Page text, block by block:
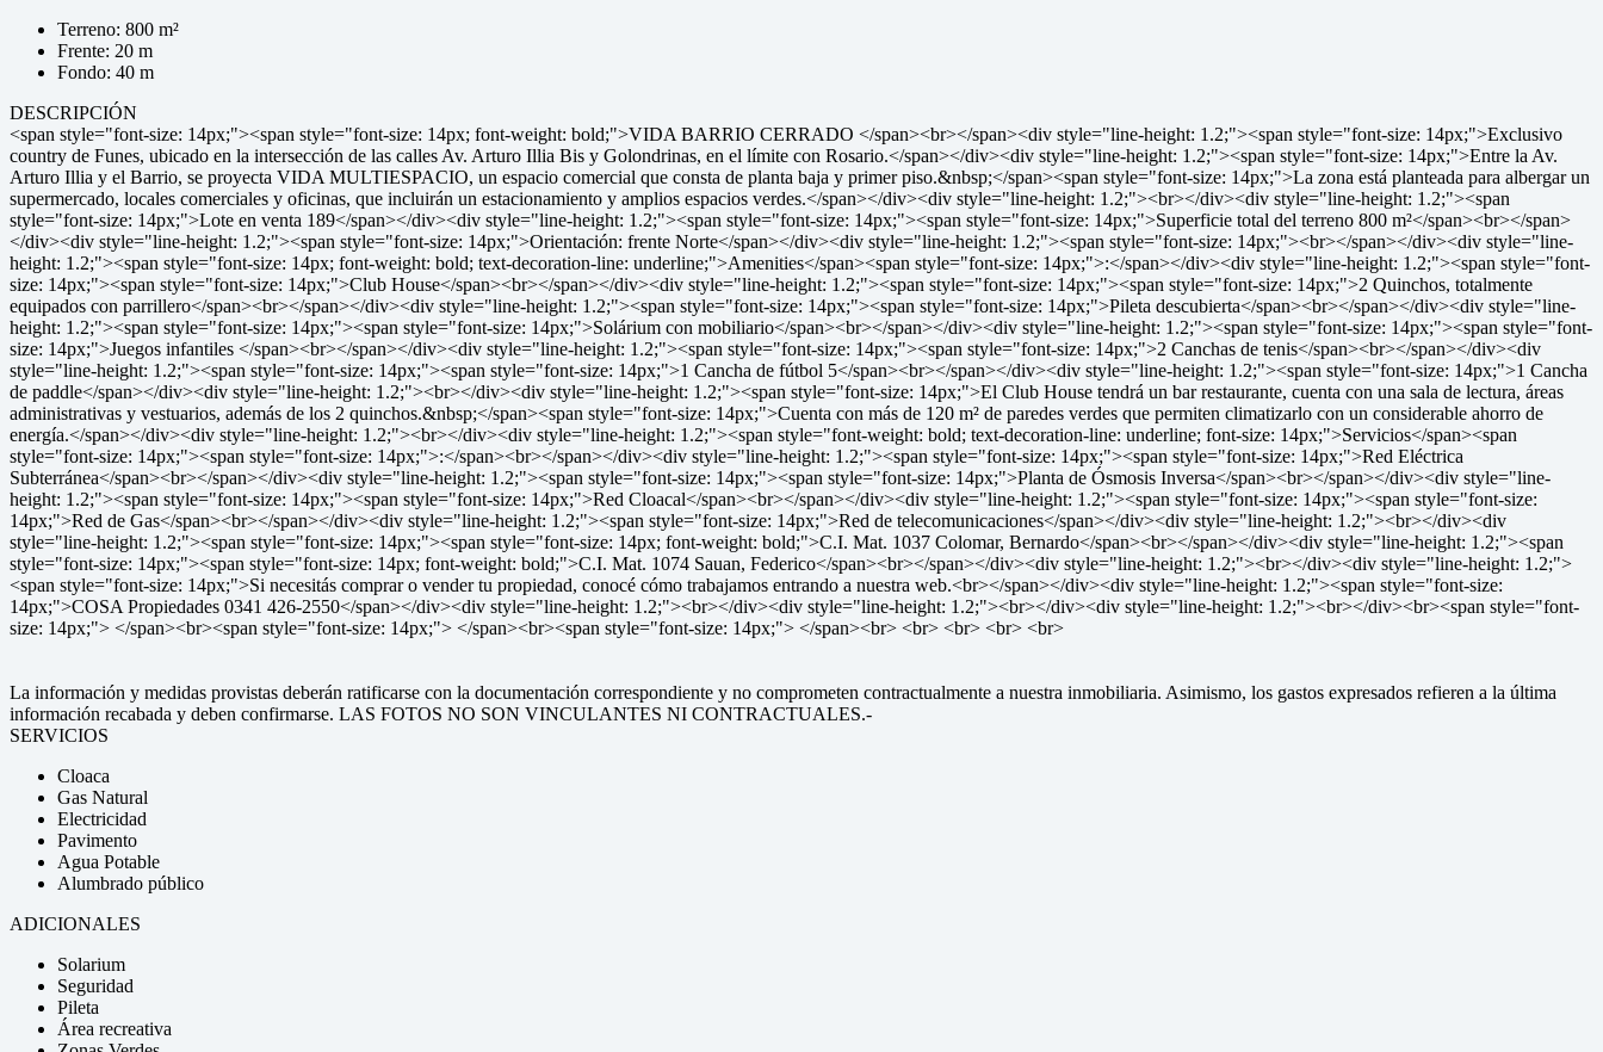
Terreno: 800 m²
Frente: 20 m
Fondo: 40 m
DESCRIPCIÓN
<span style="font-size: 14px;"><span style="font-size: 14px; font-weight: bold;">VIDA BARRIO CERRADO </span><br></span><div style="line-height: 1.2;"><span style="font-size: 14px;">Exclusivo
country de Funes, ubicado en la intersección de las calles Av. Arturo Illia Bis y Golondrinas, en el límite con Rosario.</span></div><div style="line-height: 1.2;"><span style="font-size: 14px;">Entre la Av.
Arturo Illia y el Barrio, se proyecta VIDA MULTIESPACIO, un espacio comercial que consta de planta baja y primer piso.&nbsp;</span><span style="font-size: 14px;">La zona está planteada para albergar un
supermercado, locales comerciales y oficinas, que incluirán un estacionamiento y amplios espacios verdes.</span></div><div style="line-height: 1.2;"><br></div><div style="line-height: 1.2;"><span
style="font-size: 14px;">Lote en venta 189</span></div><div style="line-height: 1.2;"><span style="font-size: 14px;"><span style="font-size: 14px;">Superficie total del terreno 800 m²</span><br></span>
</div><div style="line-height: 1.2;"><span style="font-size: 14px;">Orientación: frente Norte</span></div><div style="line-height: 1.2;"><span style="font-size: 14px;"><br></span></div><div style="line-
height: 1.2;"><span style="font-size: 14px; font-weight: bold; text-decoration-line: underline;">Amenities</span><span style="font-size: 14px;">:</span></div><div style="line-height: 1.2;"><span style="font-
size: 14px;"><span style="font-size: 14px;">Club House</span><br></span></div><div style="line-height: 1.2;"><span style="font-size: 14px;"><span style="font-size: 14px;">2 Quinchos, totalmente
equipados con parrillero</span><br></span></div><div style="line-height: 1.2;"><span style="font-size: 14px;"><span style="font-size: 14px;">Pileta descubierta</span><br></span></div><div style="line-
height: 1.2;"><span style="font-size: 14px;"><span style="font-size: 14px;">Solárium con mobiliario</span><br></span></div><div style="line-height: 1.2;"><span style="font-size: 14px;"><span style="font-
size: 14px;">Juegos infantiles </span><br></span></div><div style="line-height: 1.2;"><span style="font-size: 14px;"><span style="font-size: 14px;">2 Canchas de tenis</span><br></span></div><div
style="line-height: 1.2;"><span style="font-size: 14px;"><span style="font-size: 14px;">1 Cancha de fútbol 5</span><br></span></div><div style="line-height: 1.2;"><span style="font-size: 14px;">1 Cancha
de paddle</span></div><div style="line-height: 1.2;"><br></div><div style="line-height: 1.2;"><span style="font-size: 14px;">El Club House tendrá un bar restaurante, cuenta con una sala de lectura, áreas
administrativas y vestuarios, además de los 2 quinchos.&nbsp;</span><span style="font-size: 14px;">Cuenta con más de 120 m² de paredes verdes que permiten climatizarlo con un considerable ahorro de
energía.</span></div><div style="line-height: 1.2;"><br></div><div style="line-height: 1.2;"><span style="font-weight: bold; text-decoration-line: underline; font-size: 14px;">Servicios</span><span
style="font-size: 14px;"><span style="font-size: 14px;">:</span><br></span></div><div style="line-height: 1.2;"><span style="font-size: 14px;"><span style="font-size: 14px;">Red Eléctrica
Subterránea</span><br></span></div><div style="line-height: 1.2;"><span style="font-size: 14px;"><span style="font-size: 14px;">Planta de Ósmosis Inversa</span><br></span></div><div style="line-
height: 1.2;"><span style="font-size: 14px;"><span style="font-size: 14px;">Red Cloacal</span><br></span></div><div style="line-height: 1.2;"><span style="font-size: 14px;"><span style="font-size:
14px;">Red de Gas</span><br></span></div><div style="line-height: 1.2;"><span style="font-size: 14px;">Red de telecomunicaciones</span></div><div style="line-height: 1.2;"><br></div><div
style="line-height: 1.2;"><span style="font-size: 14px;"><span style="font-size: 14px; font-weight: bold;">C.I. Mat. 1037 Colomar, Bernardo</span><br></span></div><div style="line-height: 1.2;"><span
style="font-size: 14px;"><span style="font-size: 14px; font-weight: bold;">C.I. Mat. 1074 Sauan, Federico</span><br></span></div><div style="line-height: 1.2;"><br></div><div style="line-height: 1.2;">
<span style="font-size: 14px;">Si necesitás comprar o vender tu propiedad, conocé cómo trabajamos entrando a nuestra web.<br></span></div><div style="line-height: 1.2;"><span style="font-size:
14px;">COSA Propiedades 0341 426-2550</span></div><div style="line-height: 1.2;"><br></div><div style="line-height: 1.2;"><br></div><div style="line-height: 1.2;"><br></div><br><span style="font-
size: 14px;"> </span><br><span style="font-size: 14px;"> </span><br><span style="font-size: 14px;"> </span><br> <br> <br> <br> <br>
La información y medidas provistas deberán ratificarse con la documentación correspondiente y no comprometen contractualmente a nuestra inmobiliaria. Asimismo, los gastos expresados refieren a la última
información recabada y deben confirmarse. LAS FOTOS NO SON VINCULANTES NI CONTRACTUALES.-
SERVICIOS
Cloaca
Gas Natural
Electricidad
Pavimento
Agua Potable
Alumbrado público
ADICIONALES
Solarium
Seguridad
Pileta
Área recreativa